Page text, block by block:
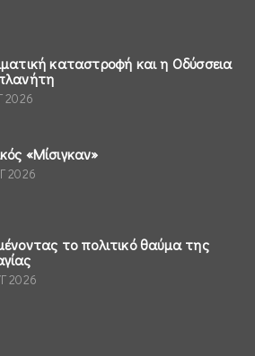
καταστροφή και η Οδύσσεια
2026
«Μίσιγκαν»
2026
το πολιτικό θαύμα της
2026